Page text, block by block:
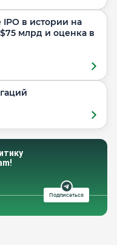
в истории на
млрд и оценка в
Подписаться